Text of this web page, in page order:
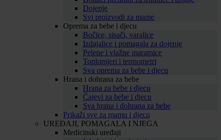
Dojenje
Svi proizvodi za mame
Oprema za bebe i djecu
Bočice, sisači, varalice
Izdajalice i pomagala za dojenje
Pelene i vlažne maramice
Toplomjeri i termometri
Sva oprema za bebe i djecu
Hrana i dohrana za bebe
Hrana za bebe i djecu
Čajevi za bebe i djecu
Sva hrana i dohrana za bebe
Prikaži sve za mamu i djecu
UREĐAJI, POMAGALA I NJEGA
Medicinski uređaji